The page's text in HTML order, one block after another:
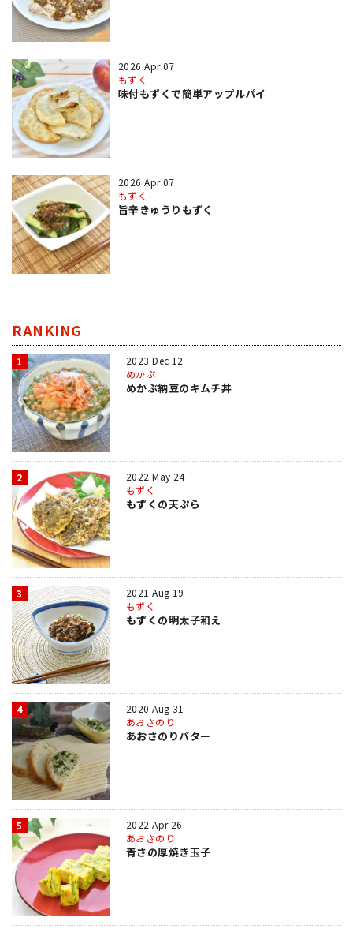
2026 Apr 07
もずく
味付もずくで簡単アップルパイ
2026 Apr 07
もずく
旨辛きゅうりもずく
RANKING
1
2023 Dec 12
めかぶ
めかぶ納豆のキムチ丼
2
2022 May 24
もずく
もずくの天ぷら
3
2021 Aug 19
もずく
もずくの明太子和え
4
2020 Aug 31
あおさのり
あおさのりバター
5
2022 Apr 26
あおさのり
青さの厚焼き玉子